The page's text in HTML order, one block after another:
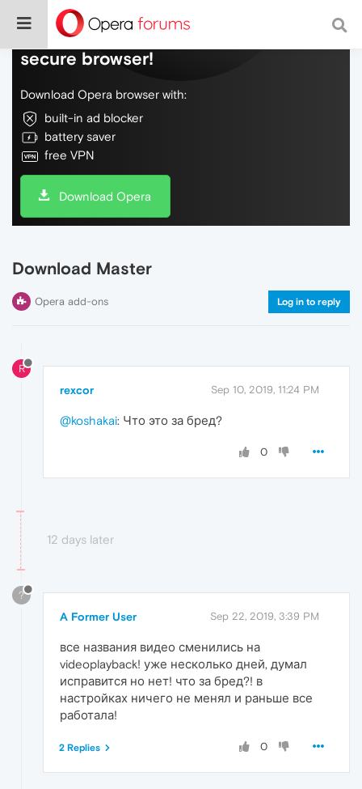
Do more on the web, with a fast and
secure browser!
Download Opera browser with:
built-in ad blocker
battery saver
free VPN
Download Opera
Download Master
Opera add-ons Log in to reply
R
rexcor Sep 10, 2019, 11:24 PM
@koshakai: Что это за бред?
0
12 days later
?
A Former User Sep 22, 2019, 3:39 PM
все названия видео сменились на
videoplayback! уже несколько дней, думал
исправится но нет! что за бред?! в
настройках ничего не менял и раньше все
работала!
0
2 Replies